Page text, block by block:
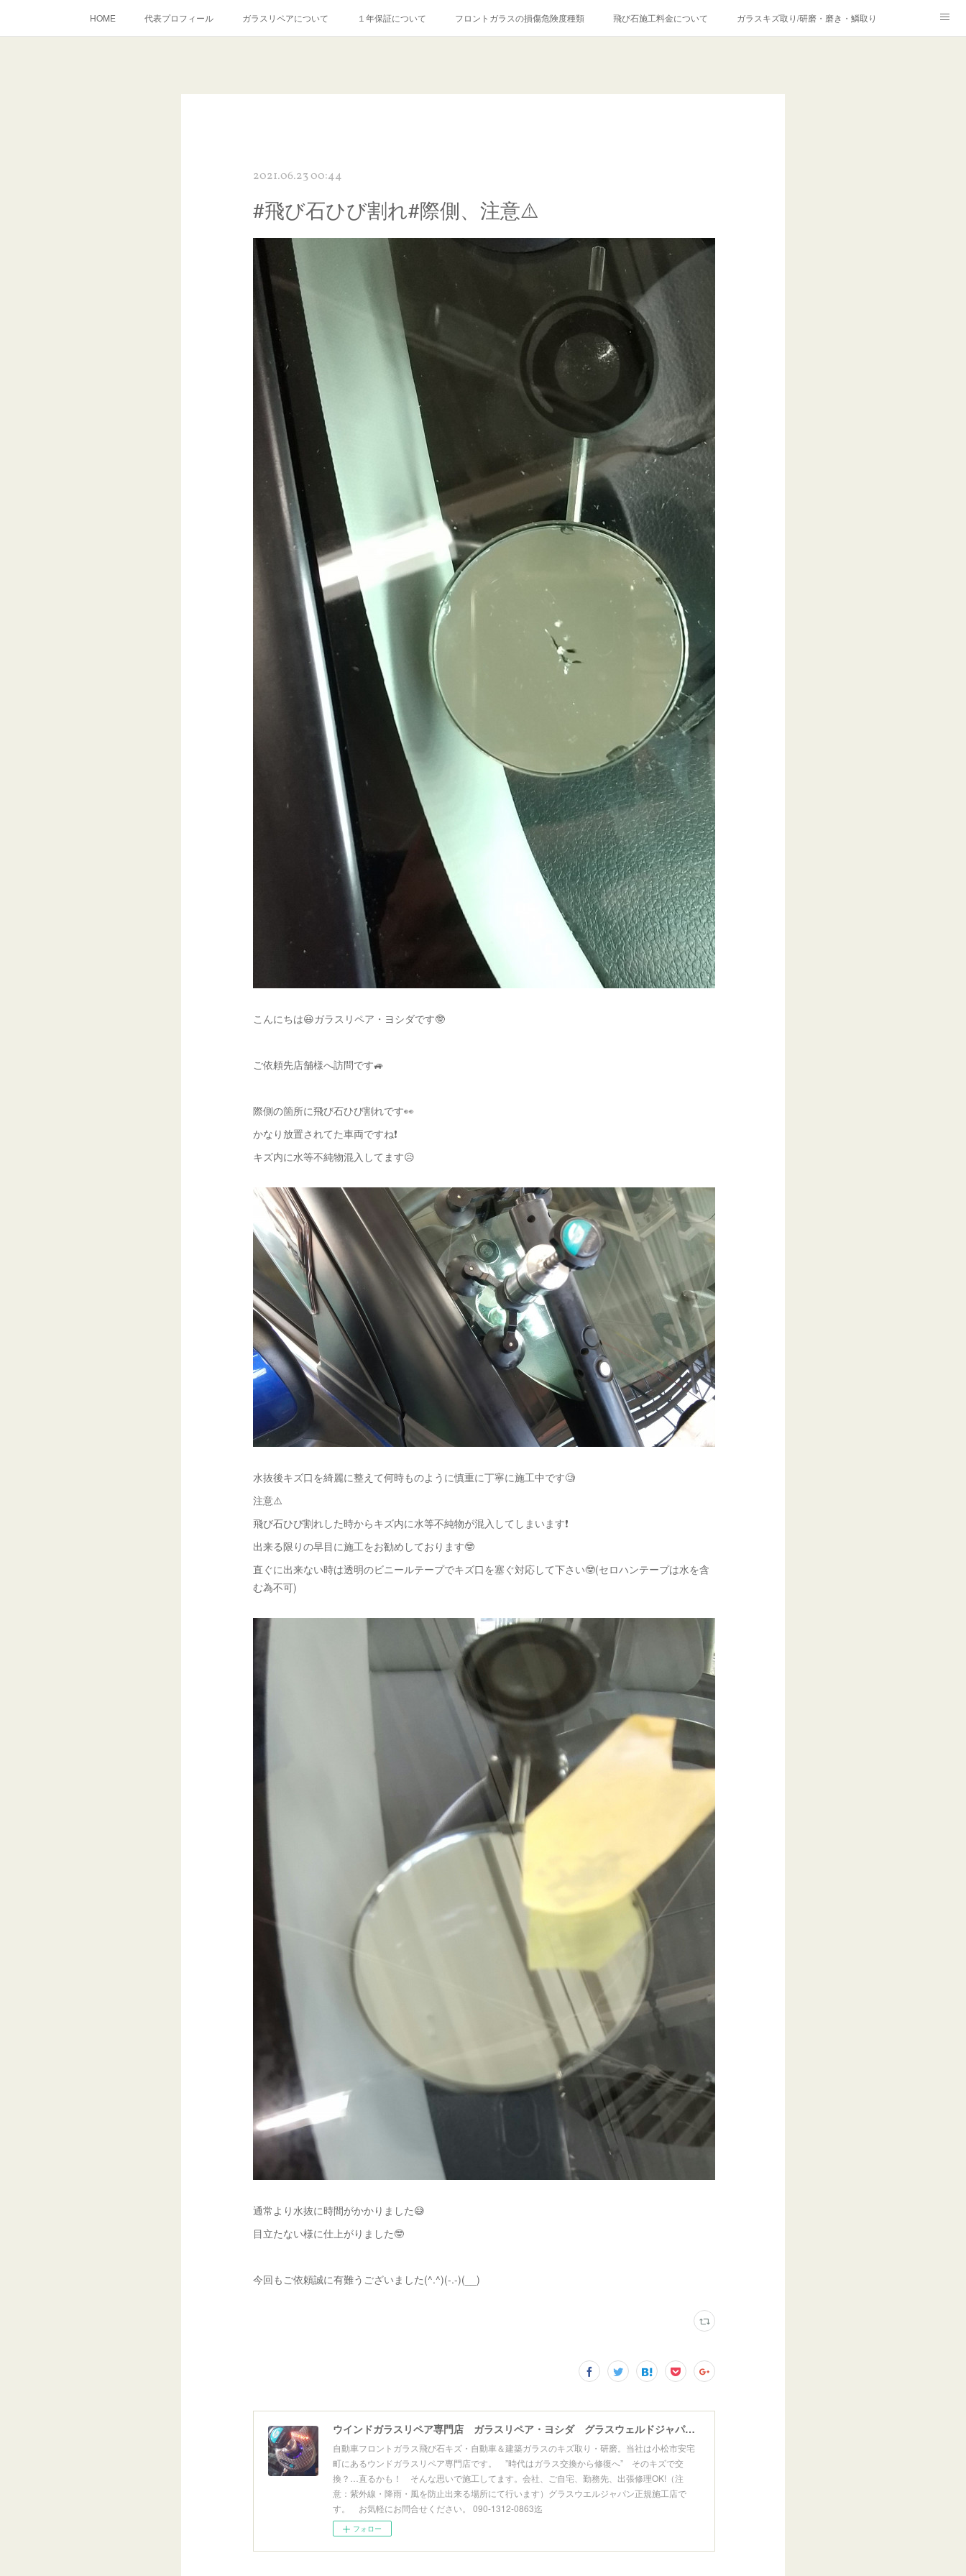
HOME 代表プロフィール ガラスリペアについて １年保証について フロントガラスの損傷危険度種類 飛び石施工料金について ガラスキズ取り/研磨・磨き・鱗取り
2021.06.23 00:44
#飛び石ひび割れ#際側、注意⚠️
こんにちは😃ガラスリペア・ヨシダです🤓
ご依頼先店舗様へ訪問です🚙
際側の箇所に飛び石ひび割れです👀
かなり放置されてた車両ですね❗
キズ内に水等不純物混入してます😥
水抜後キズ口を綺麗に整えて何時ものように慎重に丁寧に施工中です🧐
注意⚠️
飛び石ひび割れした時からキズ内に水等不純物が混入してしまいます❗
出来る限りの早目に施工をお勧めしております🤓
直ぐに出来ない時は透明のビニールテープでキズ口を塞ぐ対応して下さい🤓(セロハンテープは水を含
む為不可)
通常より水抜に時間がかかりました😅
目立たない様に仕上がりました🤓
今回もご依頼誠に有難うございました(^.^)(-.-)(__)
ウインドガラスリペア専門店 ガラスリペア・ヨシダ グラスウェルドジャパン 正規施工店 小松市
自動車フロントガラス飛び石キズ・自動車＆建築ガラスのキズ取り・研磨。当社は小松市安宅
町にあるウンドガラスリペア専門店です。 ”時代はガラス交換から修復へ” そのキズで交
換？…直るかも！ そんな思いで施工してます。会社、ご自宅、勤務先、出張修理OK!（注
意：紫外線・降雨・風を防止出来る場所にて行います）グラスウエルジャパン正規施工店で
す。 お気軽にお問合せください。 090-1312-0863迄
フォロー